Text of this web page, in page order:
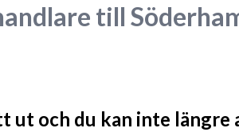
till
ut och du kan inte längre